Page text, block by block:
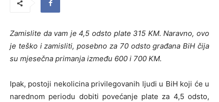
Zamislite da vam je 4,5 odsto plate 315 KM. Naravno, ovo
je teško i zamisliti, posebno za 70 odsto građana BiH čija
su mjesečna primanja između 600 i 700 KM.
Ipak, postoji nekolicina privilegovanih ljudi u BiH koji će u
narednom periodu dobiti povećanje plate za 4,5 odsto,